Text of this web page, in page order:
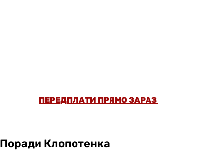
ПЕРЕДПЛАТИ ПРЯМО ЗАРАЗ
Поради Клопотенка